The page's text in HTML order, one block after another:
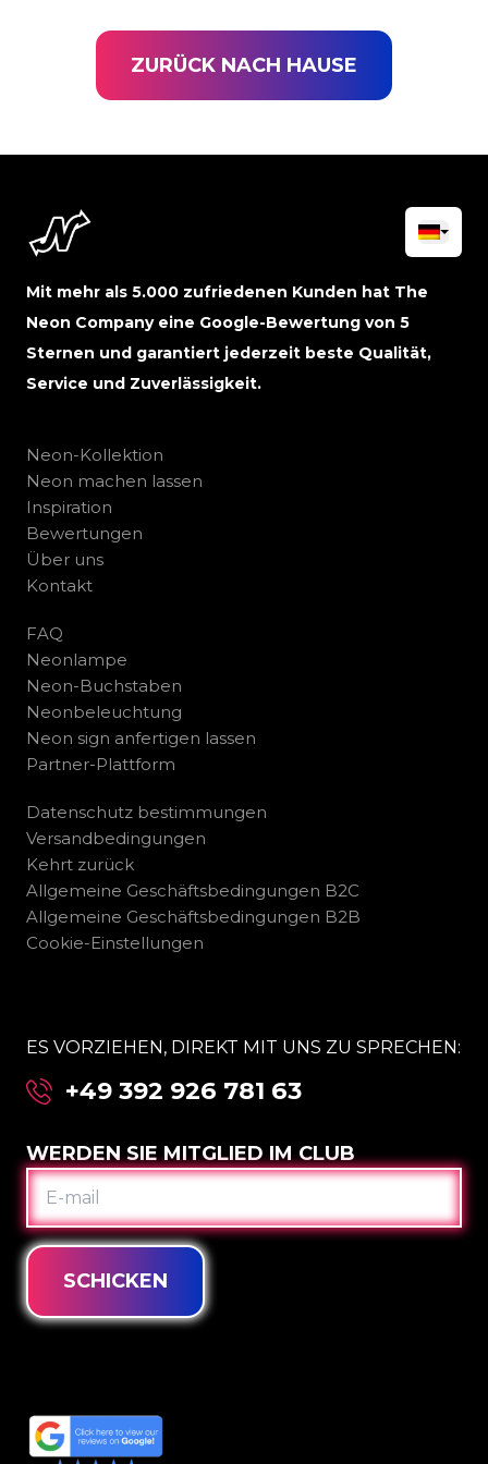
ZURÜCK NACH HAUSE
Mit mehr als 5.000 zufriedenen Kunden hat The
Neon Company eine Google-Bewertung von 5
Sternen und garantiert jederzeit beste Qualität,
Service und Zuverlässigkeit.
Neon-Kollektion
Neon machen lassen
Inspiration
Bewertungen
Über uns
Kontakt
FAQ
Neonlampe
Neon-Buchstaben
Neonbeleuchtung
Neon sign anfertigen lassen
Partner-Plattform
Datenschutz bestimmungen
Versandbedingungen
Kehrt zurück
Allgemeine Geschäftsbedingungen B2C
Allgemeine Geschäftsbedingungen B2B
Cookie-Einstellungen
ES VORZIEHEN, DIREKT MIT UNS ZU SPRECHEN:
+49 392 926 781 63
WERDEN SIE MITGLIED IM CLUB
E-
MAIL
SCHICKEN